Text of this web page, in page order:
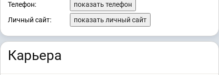
Телефон:
показать телефон
Личный сайт:
показать личный сайт
Карьера